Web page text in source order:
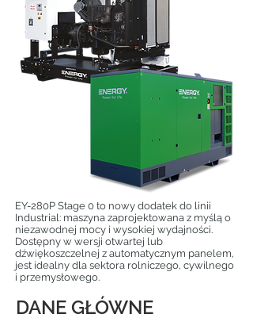
EY-280P Stage 0 to nowy dodatek do linii
Industrial: maszyna zaprojektowana z myślą o
niezawodnej mocy i wysokiej wydajności.
Dostępny w wersji otwartej lub
dźwiękoszczelnej z automatycznym panelem,
jest idealny dla sektora rolniczego, cywilnego
i przemysłowego.
DANE GŁÓWNE